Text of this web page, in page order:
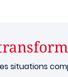
situations